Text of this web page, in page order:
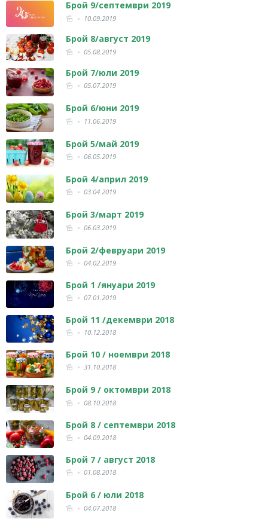
Брой 9/септември 2019
10.09.2019
Брой 8/август 2019
05.08.2019
Брой 7/юли 2019
05.07.2019
Брой 6/юни 2019
11.06.2019
Брой 5/май 2019
06.05.2019
Брой 4/април 2019
03.04.2019
Брой 3/март 2019
06.03.2019
Брой 2/февруари 2019
04.02.2019
Брой 1 /януари 2019
07.01.2019
Брой 11 /декември 2018
10.12.2018
Брой 10 / ноември 2018
31.10.2018
Брой 9 / октомври 2018
08.10.2018
Брой 8 / септември 2018
04.09.2018
Брой 7 / август 2018
01.08.2018
Брой 6 / юли 2018
04.07.2018